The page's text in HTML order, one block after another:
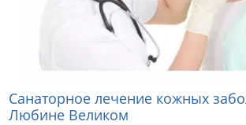
Санаторное лечение кожных
Любине Великом